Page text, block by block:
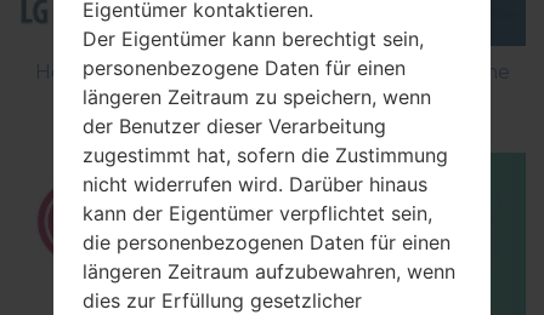
How to Flash Stock Firmware on LG Smartphone
using LG Flash Tool 2014?
Eigentümer kontaktieren.
Der Eigentümer kann berechtigt sein,
personenbezogene Daten für einen
längeren Zeitraum zu speichern, wenn
der Benutzer dieser Verarbeitung
zugestimmt hat, sofern die Zustimmung
nicht widerrufen wird. Darüber hinaus
kann der Eigentümer verpflichtet sein,
die personenbezogenen Daten für einen
längeren Zeitraum aufzubewahren, wenn
dies zur Erfüllung gesetzlicher